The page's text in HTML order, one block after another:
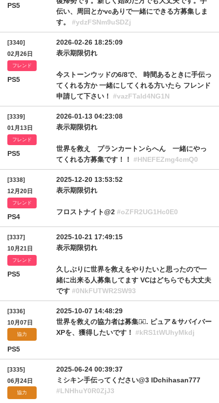
PS5
伝い、周回とかvcありで一緒にできる方募集しま
す。 #ydzFSNm9uSDZj
[3340]
02月26日
フレンド
PS5
2026-02-26 18:25:09
表示期限切れ
今ストーンウッドの6/8で、 時間あるときに手伝っ
てくれる方か 一緒にしてくれる方いたら フレンド
申請して下さい！ #vazFTald4NG1N
[3339]
01月13日
フレンド
PS5
2026-01-13 04:23:08
表示期限切れ
世界を救え プランカートンらへん 一緒にやっ
てくれる方募集です！！ #HNEFEZmg4cmQ0
[3338]
12月20日
フレンド
PS4
2025-12-20 13:53:52
表示期限切れ
フロストナイト@2 #oZFR2UG1Hc0E0
[3337]
10月21日
フレンド
PS5
2025-10-21 17:49:15
表示期限切れ
久しぶりに世界を救えをやりたいと思ったので一
緒に出来る人募集してます VCはどちらでも大丈夫
です #0NkFUTWR2SW93
[3336]
10月07日
協力
PS5
2025-10-07 14:48:29
世界を救えの協力者は募集♡̴⟡. ピュア＆サバイバー
XPを、獲得したいです！ #kRS1tWUhyMkdj
[3335]
06月24日
協力
2025-06-24 00:39:37
ミシキン手伝ってください@3 IDchihasan777
#LNHhuY0R0ZjJ3